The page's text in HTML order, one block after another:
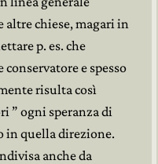
altre chiese, magari in
p. es. che
e spesso
risulta così
” ogni speranza di
in quella direzione.
anche da